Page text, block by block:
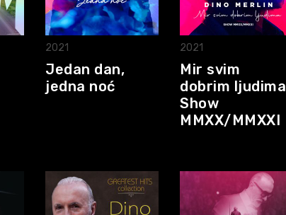
2021
Jedan dan,
jedna noć
2021
Mir svim
dobrim ljudima
Show
MMXX/MMXXI